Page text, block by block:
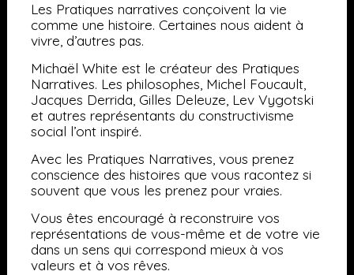
Les Pratiques narratives conçoivent la vie
comme une histoire. Certaines nous aident à
vivre, d’autres pas.
Michaël White est le créateur des Pratiques
Narratives. Les philosophes, Michel Foucault,
Jacques Derrida, Gilles Deleuze, Lev Vygotski
et autres représentants du constructivisme
social l’ont inspiré.
Avec les Pratiques Narratives, vous prenez
conscience des histoires que vous racontez si
souvent que vous les prenez pour vraies.
Vous êtes encouragé à reconstruire vos
représentations de vous-même et de votre vie
dans un sens qui correspond mieux à vos
valeurs et à vos rêves.